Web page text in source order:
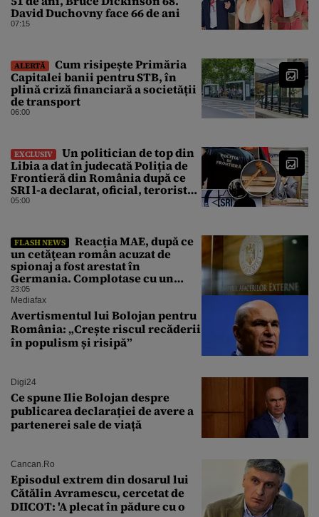
David Duchovny face 66 de ani
07:15
ALERTĂ
Cum risipește Primăria
Capitalei banii pentru STB, în
plină criză financiară a societății
de transport
06:00
EXCLUSIV
Un politician de top din
Libia a dat în judecată Poliția de
Frontieră din România după ce
SRI l-a declarat, oficial, terorist
ISIS
05:00
FLASH NEWS
Reacția MAE, după ce
un cetăţean român acuzat de
spionaj a fost arestat în
Germania. Complotase cu un
ucrainean ca să asasineze un
producător de drone
23:05
Mediafax
Avertismentul lui Bolojan pentru
România: „Crește riscul recăderii
în populism și risipă”
Digi24
Ce spune Ilie Bolojan despre
publicarea declarației de avere a
partenerei sale de viață
Cancan.ro
Episodul extrem din dosarul lui
Cătălin Avramescu, cercetat de
DIICOT: 'A plecat în pădure cu o